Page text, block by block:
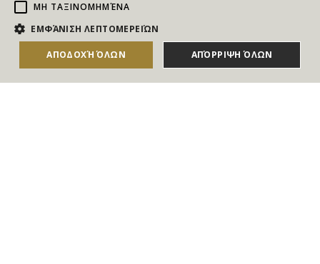
NEWSLETTER
Για να ενημερώνεστε άμεσα για τους Διαγωνισμούς, τα
Δώρα, τις Νέες Προσφορές & τις Νέες Δωροεπιταγές
ΜΗ ΤΑΞΙΝΟΜΗΜΈΝΑ
ΕΜΦΆΝΙΣΗ ΛΕΠΤΟΜΕΡΕΙΏΝ
ΑΠΟΔΟΧΉ ΌΛΩΝ ΑΠΌΡΡΙΨΗ ΌΛΩΝ